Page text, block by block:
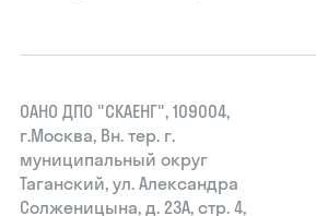
ОАНО ДПО "СКАЕНГ", 109004,
г.Москва, Вн. тер. г.
муниципальный округ
Таганский, ул. Александра
Солженицына, д. 23А, стр. 4,